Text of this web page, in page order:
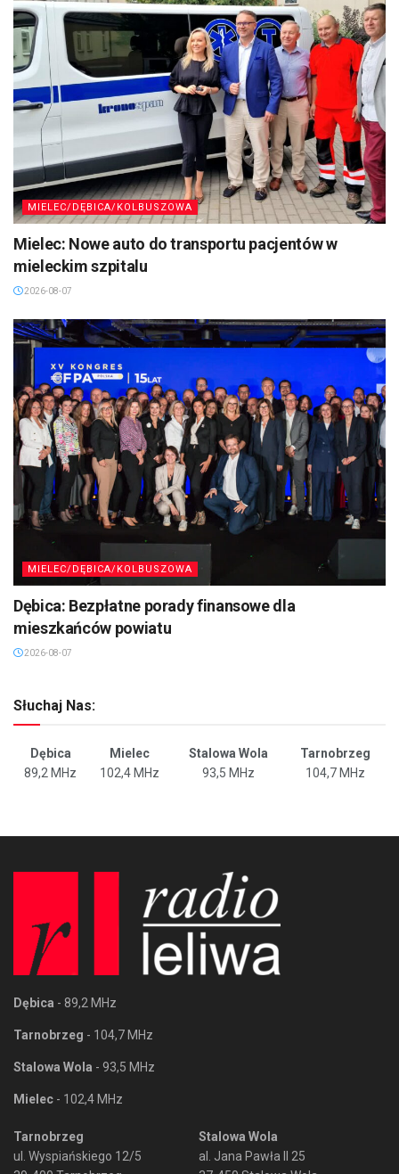
MIELEC/DĘBICA/KOLBUSZOWA
Mielec: Nowe auto do transportu pacjentów w
mieleckim szpitalu
2026-08-07
MIELEC/DĘBICA/KOLBUSZOWA
Dębica: Bezpłatne porady finansowe dla
mieszkańców powiatu
2026-08-07
Słuchaj Nas:
Dębica Mielec Stalowa Wola
Tarnobrzeg
89,2 MHz
102,4 MHz 93,5 MHz 104,7 MHz
Dębica - 89,2 MHz
Tarnobrzeg - 104,7 MHz
Stalowa Wola - 93,5 MHz
Mielec - 102,4 MHz
Tarnobrzeg
ul. Wyspiańskiego 12/5
Stalowa Wola
al. Jana Pawła II 25